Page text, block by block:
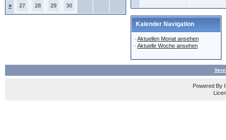
» 27 28 29 30
Kalender Navigation
· Aktuellen Monat ansehen
· Aktuelle Woche ansehen
Powered By